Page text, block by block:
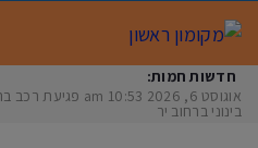
חדשות חמות:
אוגוסט 6, 2026
10:53 am
בינוני ברחוב ירוש